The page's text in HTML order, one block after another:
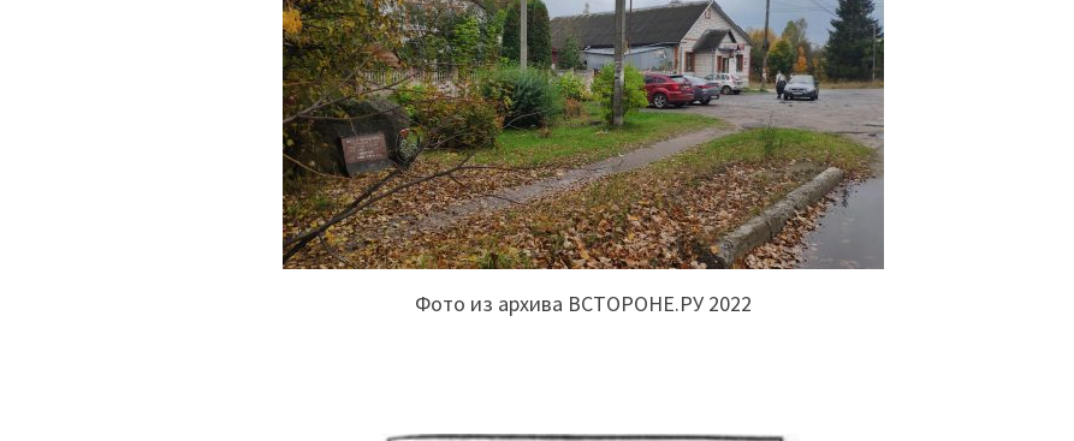
Фото из архива ВСТОРОНЕ.РУ 2022